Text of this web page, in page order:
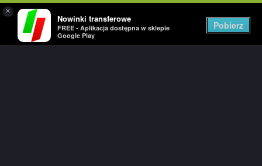
×
Nowinki transferowe
FREE - Aplikacja dostępna w sklepie
Google Play
Pobierz